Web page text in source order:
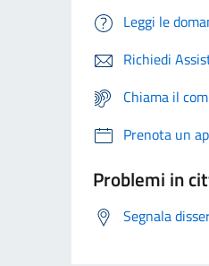
Leggi le
Richiedi
Chiama il
Prenota un
Problemi in
Segnala